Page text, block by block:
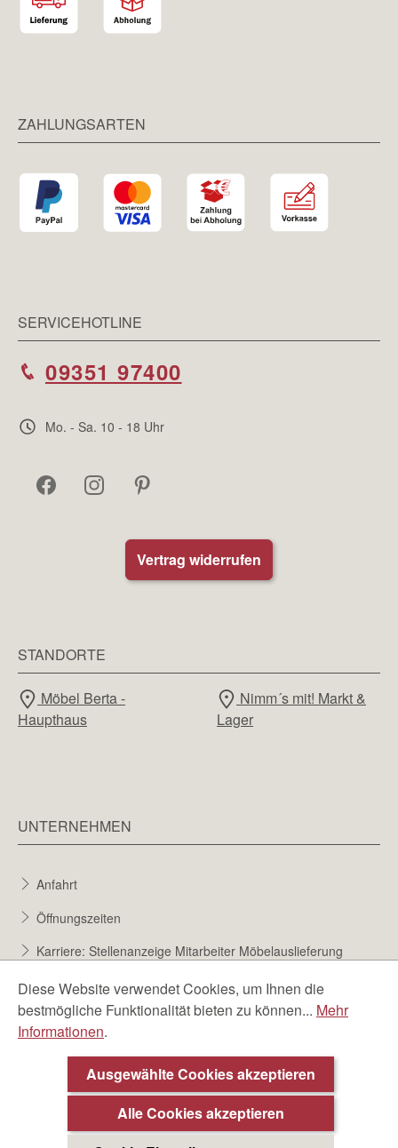
ZAHLUNGSARTEN
SERVICEHOTLINE
09351 97400
Mo. - Sa. 10 - 18 Uhr
Vertrag widerrufen
STANDORTE
Möbel Berta -
Haupthaus
Nimm´s mit! Markt &
Lager
UNTERNEHMEN
Anfahrt
Öffnungszeiten
Karriere: Stellenanzeige Mitarbeiter Möbelauslieferung
Karriere bei Möbel Berta
Bewerbungsformular
Diese Website verwendet Cookies, um Ihnen die
bestmögliche Funktionalität bieten zu können... Mehr
Informationen.
Ausgewählte Cookies akzeptieren
Alle Cookies akzeptieren
Beratungstermin ❯